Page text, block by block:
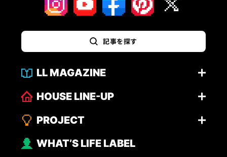
記事を探す
LL MAGAZINE
HOUSE LINE-UP
PROJECT
WHAT’S LIFE LABEL